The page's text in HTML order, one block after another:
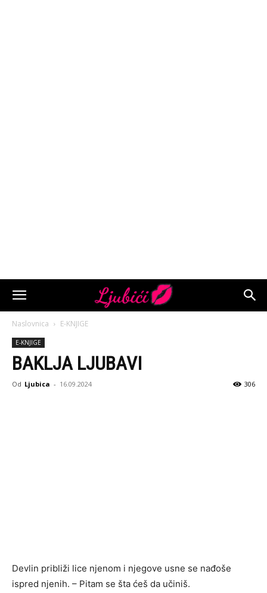
Naslovnica E-KNJIGE
E-KNJIGE
BAKLJA LJUBAVI
Od Ljubica - 16.09.2024 306
Devlin približi lice njenom i njegove usne se nađoše
ispred njenih. – Pitam se šta ćeš da učiniš.